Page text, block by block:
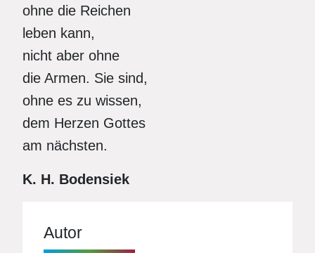
ohne die Reichen
leben kann,
nicht aber ohne
die Armen. Sie sind,
ohne es zu wissen,
dem Herzen Gottes
am nächsten.
K. H. Bodensiek
Autor